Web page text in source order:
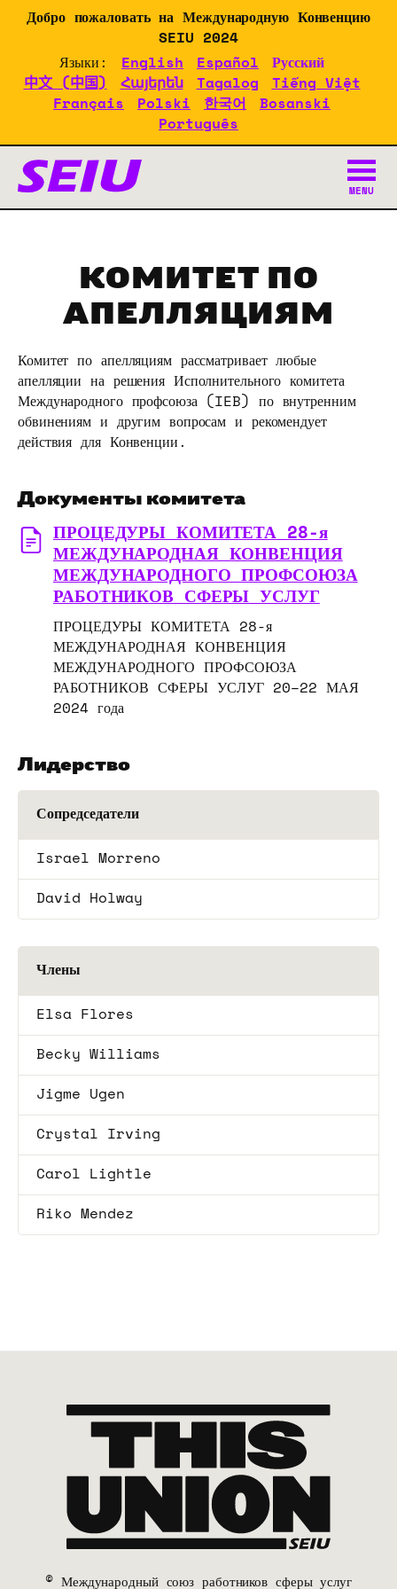
Skip
content
Добро пожаловать на Международную Конвенцию
SEIU 2024
Языки:
English Español
Русский
中文 (中国)
Հայերեն Tagalog
Tiếng Việt
Français
Polski 한국어
Bosanski
Português
Конвенция SEIU 2024:
MENU
КОМИТЕТ ПО
АПЕЛЛЯЦИЯМ
Комитет по апелляциям рассматривает любые
апелляции на решения Исполнительного комитета
Международного профсоюза (IEB) по внутренним
обвинениям и другим вопросам и рекомендует
действия для Конвенции.
Документы комитета
ПРОЦЕДУРЫ КОМИТЕТА 28-я
МЕЖДУНАРОДНАЯ КОНВЕНЦИЯ
МЕЖДУНАРОДНОГО ПРОФСОЮЗА
РАБОТНИКОВ СФЕРЫ УСЛУГ
ПРОЦЕДУРЫ КОМИТЕТА 28-я
МЕЖДУНАРОДНАЯ КОНВЕНЦИЯ
МЕЖДУНАРОДНОГО ПРОФСОЮЗА
РАБОТНИКОВ СФЕРЫ УСЛУГ 20–22 МАЯ
2024 года
Лидерство
Сопредседатели
Israel Morreno
David Holway
Члены
Elsa Flores
Becky Williams
Jigme Ugen
Crystal Irving
Carol Lightle
Riko Mendez
© Международный союз работников сферы услуг